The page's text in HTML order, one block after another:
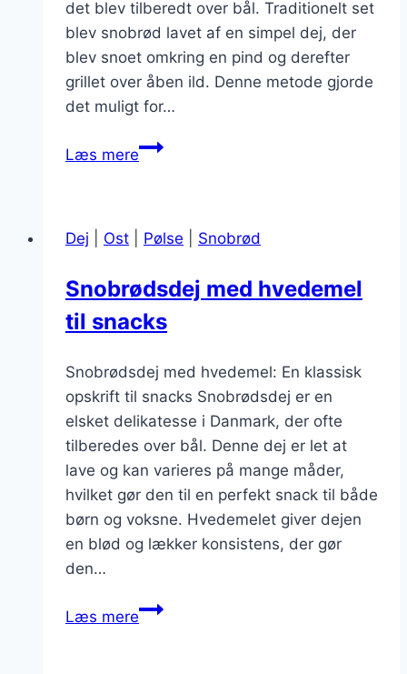
det blev tilberedt over bål. Traditionelt set
blev snobrød lavet af en simpel dej, der
blev snoet omkring en pind og derefter
grillet over åben ild. Denne metode gjorde
det muligt for…
Læs mereSnobrødsdej
Dej
Ost Pølse Snobrød
Snobrødsdej med hvedemel
til snacks
Snobrødsdej med hvedemel: En klassisk
opskrift til snacks Snobrødsdej er en
elsket delikatesse i Danmark, der ofte
tilberedes over bål. Denne dej er let at
lave og kan varieres på mange måder,
hvilket gør den til en perfekt snack til både
børn og voksne. Hvedemelet giver dejen
en blød og lækker konsistens, der gør
den…
Læs mereSnobrødsdej